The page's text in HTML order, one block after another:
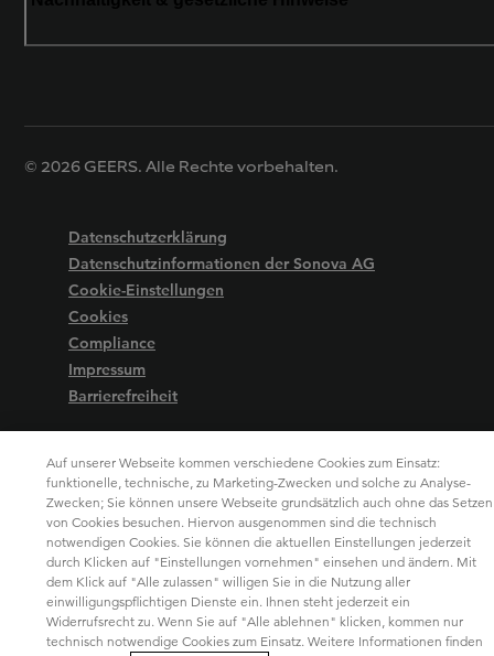
© 2026 GEERS. Alle Rechte vorbehalten.
Datenschutzerklärung
Datenschutzinformationen der Sonova AG
Cookie-Einstellungen
Cookies
Compliance
Impressum
Barrierefreiheit
Auf unserer Webseite kommen verschiedene Cookies zum Einsatz:
funktionelle, technische, zu Marketing-Zwecken und solche zu Analyse-
Zwecken; Sie können unsere Webseite grundsätzlich auch ohne das Setzen
von Cookies besuchen. Hiervon ausgenommen sind die technisch
notwendigen Cookies. Sie können die aktuellen Einstellungen jederzeit
durch Klicken auf "Einstellungen vornehmen" einsehen und ändern. Mit
dem Klick auf "Alle zulassen" willigen Sie in die Nutzung aller
einwilligungspflichtigen Dienste ein. Ihnen steht jederzeit ein
Widerrufsrecht zu. Wenn Sie auf "Alle ablehnen" klicken, kommen nur
technisch notwendige Cookies zum Einsatz. Weitere Informationen finden